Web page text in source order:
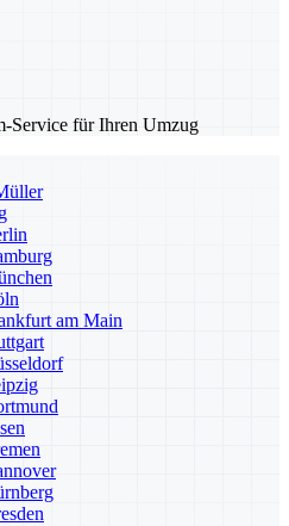
Service für Ihren Umzug
am Main